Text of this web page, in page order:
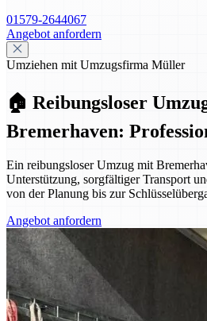
01579-2644067
Angebot anfordern
Umziehen mit Umzugsfirma Müller
🏠 Reibungsloser
Bremerhaven:
Ein reibungsloser Umzug mit
Unterstützung, sorgfältiger Transport
von der Planung bis zur
Angebot anfordern